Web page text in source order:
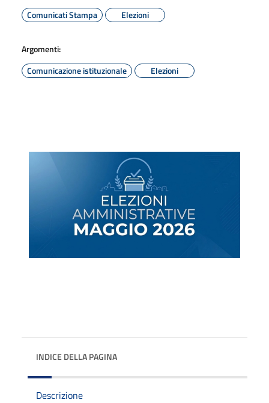
Comunicati Stampa
Elezioni
Argomenti:
Comunicazione istituzionale
Elezioni
INDICE DELLA PAGINA
Descrizione